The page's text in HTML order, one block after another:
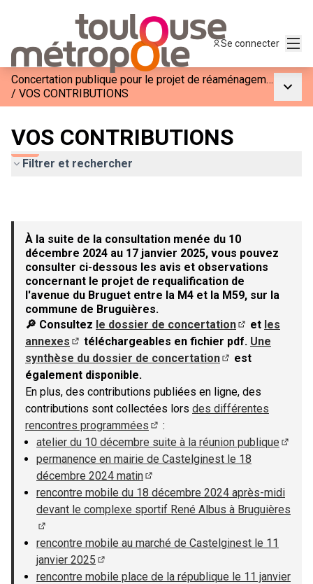
Se connecter
Concertation publique pour le projet de réaménagement de l&#39;Avenue du Bruguet entre la M4 et la M59
/ VOS CONTRIBUTIONS
VOS CONTRIBUTIONS
Filtrer et rechercher
À la suite de la consultation menée du 10
décembre 2024 au 17 janvier 2025, vous pouvez
consulter ci-dessous les avis et observations
concernant le projet de requalification de
l'avenue du Bruguet entre la M4 et la M59, sur la
commune de Bruguières.
🔎 Consultez le dossier de concertation
(S'ouvre dans
et les
annexes
(S'ouvre dans un nouvel onglet)
téléchargeables en fichier pdf. Une
synthèse du dossier de concertation
est
également disponible.
En plus, des contributions publiées en ligne, des
contributions sont collectées lors des différentes
rencontres programmées
(S'ouvre dans un nouvel onglet)
:
atelier du 10 décembre suite à la réunion publique
permanence en mairie de Castelginest le 18
décembre 2024 matin
(S'ouvre dans un nouvel onglet)
rencontre mobile du 18 décembre 2024 après-midi
devant le complexe sportif René Albus à Bruguières
(S'ouvre dans un nouvel onglet)
rencontre mobile au marché de Castelginest le 11
janvier 2025
(S'ouvre dans un nouvel onglet)
rencontre mobile place de la république le 11 janvier